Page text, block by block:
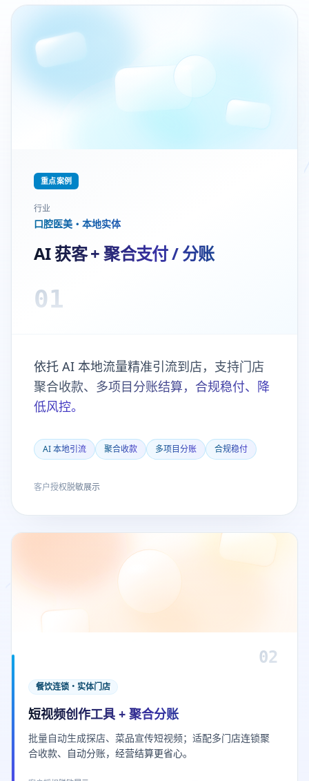
重点案例
行业
口腔医美・本地实体
AI 获客 + 聚合支付 / 分账
01
依托 AI 本地流量精准引流到店，支持门店
聚合收款、多项目分账结算，合规稳付、降
低风控。
AI 本地引流 聚合收款 多项目分账 合规稳付
客户授权脱敏展示
02
餐饮连锁・实体门店
短视频创作工具 + 聚合分账
批量自动生成探店、菜品宣传短视频；适配多门店连锁聚
合收款、自动分账，经营结算更省心。